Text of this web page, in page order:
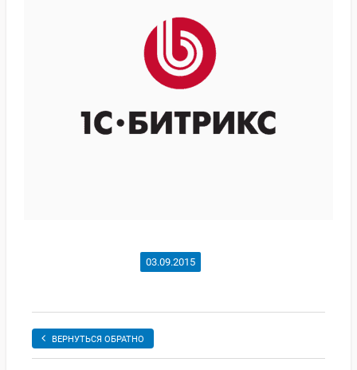
03.09.2015
ВЕРНУТЬСЯ ОБРАТНО